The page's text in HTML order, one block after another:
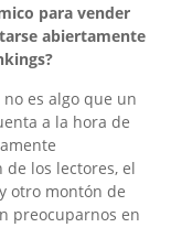
para vender
abiertamente
es algo que un
a la hora de
los lectores, el
otro montón de
preocuparnos en